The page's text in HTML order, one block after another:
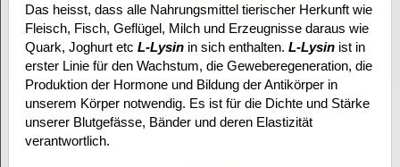
Das heisst, dass alle Nahrungsmittel tierischer Herkunft wie
Fleisch, Fisch, Geflügel, Milch und Erzeugnisse daraus wie
Quark, Joghurt etc L-Lysinin sich enthalten. L-Lysinist in
erster Linie für den Wachstum, die Geweberegeneration, die
Produktion der Hormone und Bildung der Antikörper in
unserem Körper notwendig. Es ist für die Dichte und Stärke
unserer Blutgefässe, Bänder und deren Elastizität
verantwortlich.